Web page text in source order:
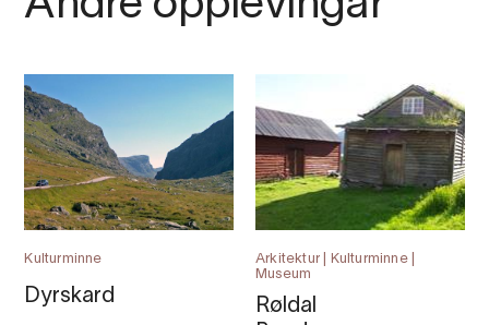
Kulturminne
Dyrskard
Arkitektur | Kulturminne |
Museum
Røldal